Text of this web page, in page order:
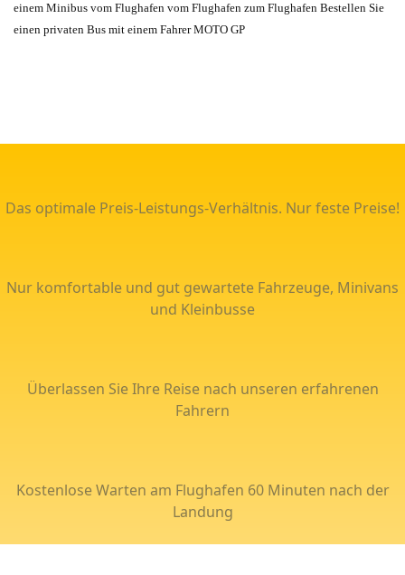
einem Minibus vom Flughafen vom Flughafen zum Flughafen Bestellen Sie
einen privaten Bus mit einem Fahrer MOTO GP
Das optimale Preis-Leistungs-Verhältnis. Nur feste Preise!
Nur komfortable und gut gewartete Fahrzeuge, Minivans
und Kleinbusse
Überlassen Sie Ihre Reise nach unseren erfahrenen
Fahrern
Kostenlose Warten am Flughafen 60 Minuten nach der
Landung